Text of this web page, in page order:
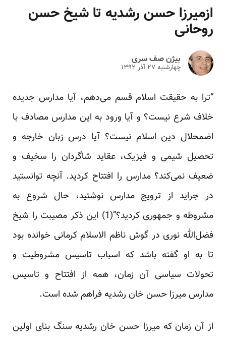
ازمیرزا حسن رشدیه تا شیخ حسن
روحانی
بیژن صف سری
چهارشنبه ۲۷ آذر ۱۳۹۲
“ترا به حقیقت اسلام قسم می‌دهم، آیا مدارس جدیده
خلاف شرع نیست؟ و آیا ورود به این مدارس مصادف با
اضمحلال دین اسلام نیست؟ آیا درس زبان خارجه و
تحصیل شیمی و فیزیک، عقاید شاگردان را سخیف و
ضعیف نمی‌کند؟ مدارس را افتتاح کردید. آنچه توانستید
در جراید از ترویج مدارس نوشتید، حال شروع به
مشروطه و جمهوری کردید؟”(1) این ذکر مصیبت را شیخ
فضل‌الله نوری در گوش ناظم الاسلام کرمانی خوانده بود
تا به او گفته باشد که اسباب تاسیس مشروطیت و
تحولات سیاسی آن زمان، همه از افتتاح و تاسیس
مدارس میرزا حسن خان رشدیه فراهم شده است.
از آن زمان که میرزا حسن خان رشدیه سنگ بنای اولین